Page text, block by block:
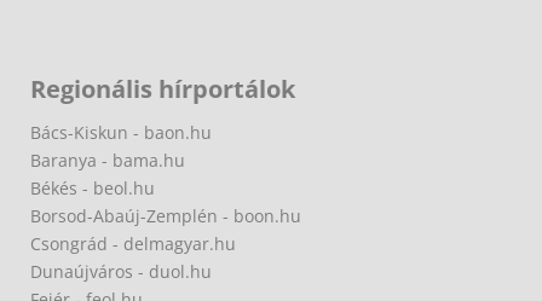
Regionális hírportálok
Bács-Kiskun - baon.hu
Baranya - bama.hu
Békés - beol.hu
Borsod-Abaúj-Zemplén - boon.hu
Csongrád - delmagyar.hu
Dunaújváros - duol.hu